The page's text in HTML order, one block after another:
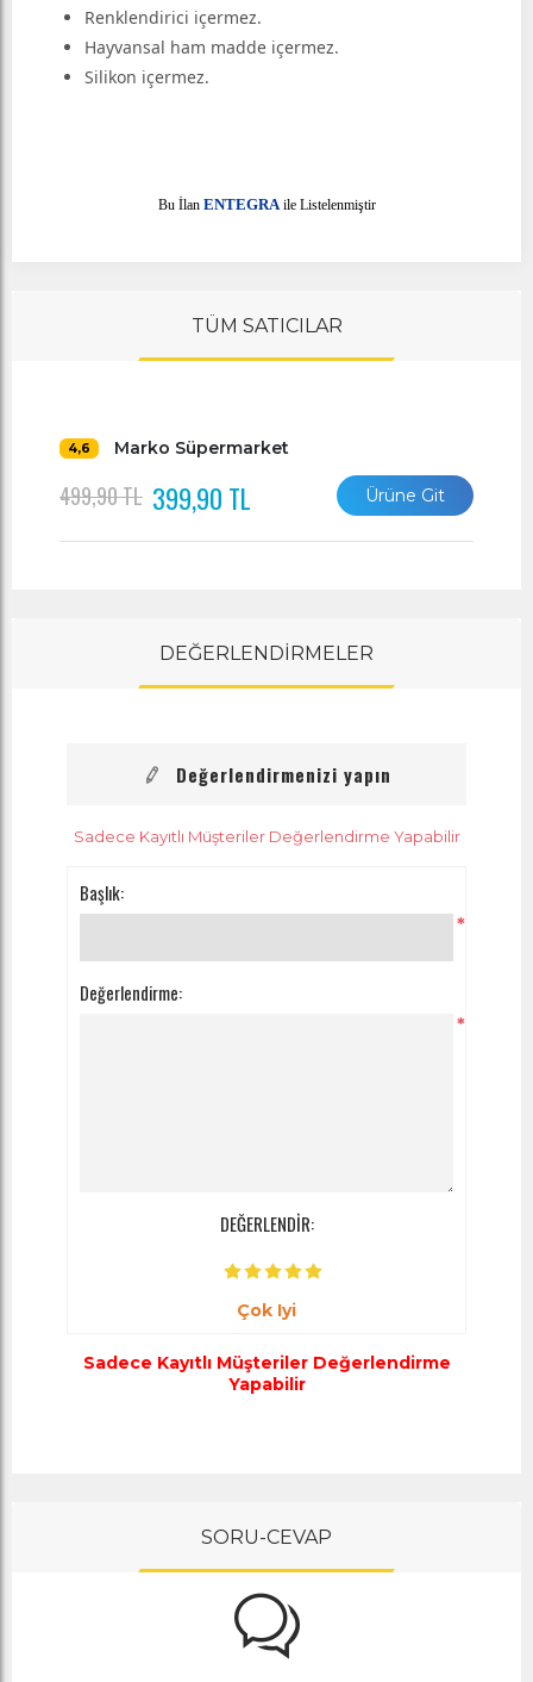
Renklendirici içermez.
Hayvansal ham madde içermez.
Silikon içermez.
Bu İlan ENTEGRAile Listelenmiştir
TÜM SATICILAR
4,6 Marko Süpermarket
499,90 TL 399,90 TL Ürüne Git
DEĞERLENDİRMELER
Değerlendirmenizi yapın
Sadece Kayıtlı Müşteriler Değerlendirme Yapabilir
Başlık:
*
Değerlendirme:
*
DEĞERLENDİR:
Çok Iyi
Sadece Kayıtlı Müşteriler Değerlendirme
Yapabilir
SORU-CEVAP